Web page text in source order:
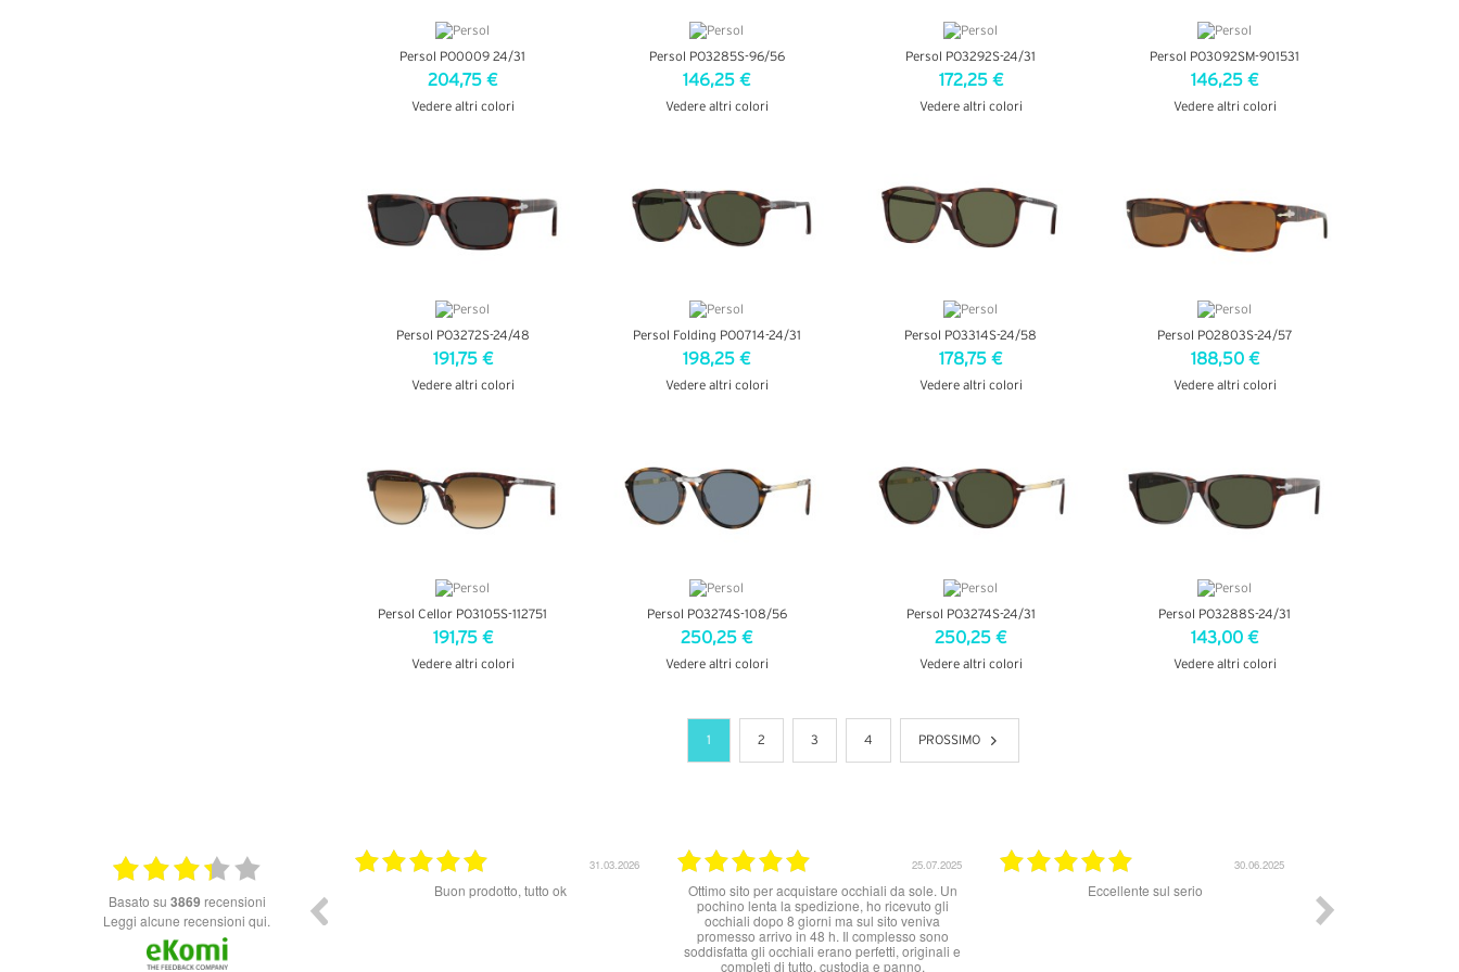
Persol PO0009 24/31
204,75 €
Vedere altri colori
Persol PO3285S-96/56
146,25 €
Vedere altri colori
Persol PO3292S-24/31
172,25 €
Vedere altri colori
Persol PO3092SM-901531
146,25 €
Vedere altri colori
Persol PO3272S-24/48
191,75 €
Vedere altri colori
Persol Folding PO0714-24/31
198,25 €
Vedere altri colori
Persol PO3314S-24/58
178,75 €
Vedere altri colori
Persol PO2803S-24/57
188,50 €
Vedere altri colori
Persol Cellor PO3105S-112751
191,75 €
Vedere altri colori
Persol PO3274S-108/56
250,25 €
Vedere altri colori
Persol PO3274S-24/31
250,25 €
Vedere altri colori
Persol PO3288S-24/31
143,00 €
Vedere altri colori
1 2 3 4 PROSSIMO
basato su 3869 recensioni
Leggi alcune recensioni qui.
31.03.2026
Buon prodotto, tutto ok
25.07.2025
Ottimo sito per acquistare occhiali da sole. Un
pochino lenta la spedizione, ho ricevuto gli
occhiali dopo 8 giorni ma sul sito veniva
promesso arrivo in 48 h. Il complesso sono
soddisfatta gli occhiali erano perfetti, originali e
completi di tutto, custodia e panno.
30.06.2025
Eccellente sul serio